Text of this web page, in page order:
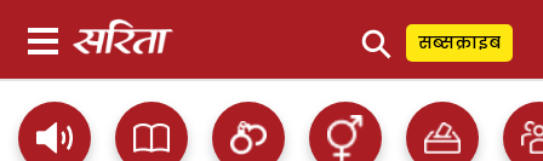
⚲ सब्सक्राइब